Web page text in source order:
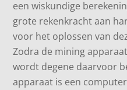
een wiskundige
grote rekenkracht aan
voor het oplossen van
Zodra de mining
wordt degene daarvoor
apparaat is een